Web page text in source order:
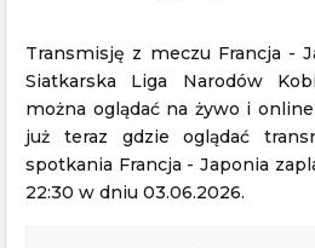
Transmisję z meczu Francja -
Siatkarska Liga Narodów
można oglądać na żywo i
już teraz gdzie oglądać
spotkania Francja - Japonia
22:30 w dniu 03.06.2026.